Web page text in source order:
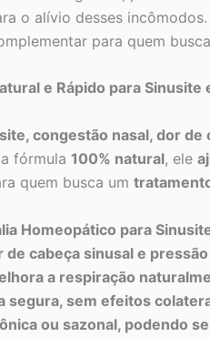
o alívio desses
para quem
e Rápido para Sinusite
congestão nasal, dor
fórmula 100% natural, ele
quem busca um
Homeopático para
de cabeça sinusal e
a respiração
segura, sem efeitos
ou sazonal, podendo